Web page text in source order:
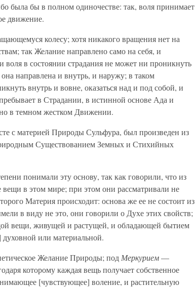
была бы в полном одиночестве: так, воля принимает
движение.
колесу; хотя никакого вращения нет на
так Желание направлено само на себя, и
воля в состоянии страдания не может ни проникнуть
направлена и внутрь, и наружу; в таком
внутрь и вовне, оказаться над и под собой, и
в Страдании, в истинной основе Ада и
в темном жестком Движении.
с материей Природы Сульфура, был произведен из
Существованием Земных и Стихийных
понимали эту основу, так как говорили, что из
вещи в этом мире; при этом они рассматривали не
Материя происходит: основа же ее не состоит из
в виду не это, они говорили о Духе этих свойств;
вещи, живущей и растущей, и обладающей бытием
или материальной.
Желание Природы; под Меркурием—
которому каждая вещь получает собственное
[чувствующее] воление, и растительную